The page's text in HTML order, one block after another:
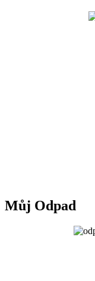
Můj Odpad